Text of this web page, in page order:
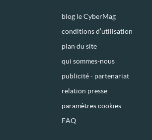
blog le CyberMag
conditions d’utilisation
plan du site
qui sommes-nous
publicité - partenariat
relation presse
paramètres cookies
FAQ